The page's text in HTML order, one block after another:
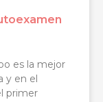
es la mejor
y en el
primer